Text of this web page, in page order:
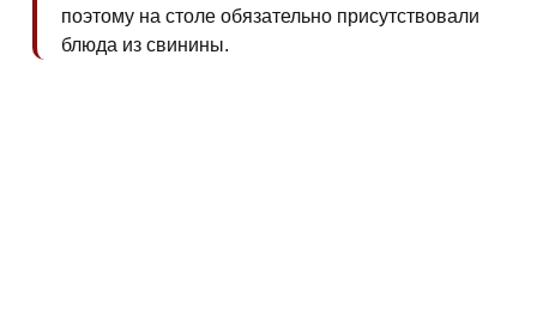
поэтому на столе обязательно присутствовали
блюда из свинины.